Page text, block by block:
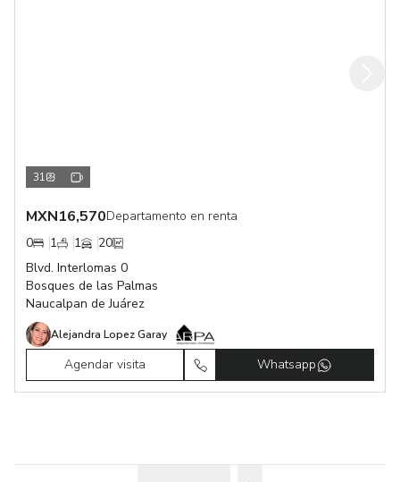
31
MXN16,570Departamento en renta
0
1 1
20
Blvd. Interlomas 0
Bosques de las Palmas
Naucalpan de Juárez
Alejandra Lopez Garay
Agendar visita Whatsapp